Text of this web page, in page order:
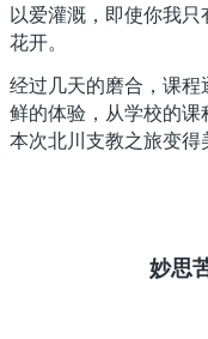
以爱灌溉，即使你我
花开。
经过几天的磨合，课
鲜的体验，从学校的
本次北川支教之旅变得
妙思